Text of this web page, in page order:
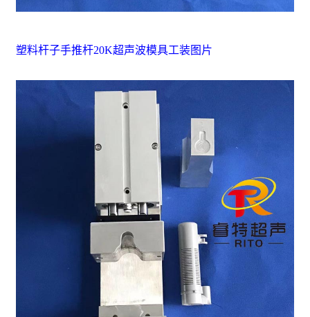
塑料杆子手推杆20K超声波模具工装图片